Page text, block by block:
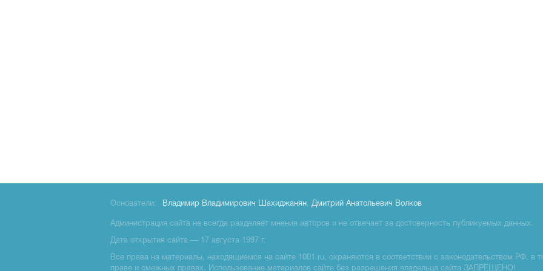
Основатели: Владимир Владимирович Шахиджанян, Дмитрий Анатольевич Волков
Администрация сайта не всегда разделяет мнения авторов и не отвечает за достоверность публикуемых данных.
Дата открытия сайта — 17 августа 1997 г.
Все права на материалы, находящиемся на сайте 1001.ru, охраняются в соответствии с законодательством РФ, в
праве и смежных правах. Использование материалов сайте без разрешения владельца сайта ЗАПРЕЩЕНО!